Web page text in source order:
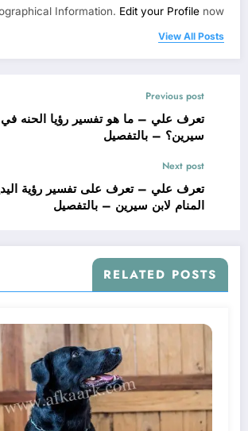
Information. Edit your Profile now.
View All Posts
Previous post
تعرف علي – ما هو تفسير رؤيا الحنه في
سيرين؟ – بالتفصيل
Next post
تعرف علي – تعرف على تفسير رؤية
المنام لابن سيرين – بالتفصيل
RELATED POSTS